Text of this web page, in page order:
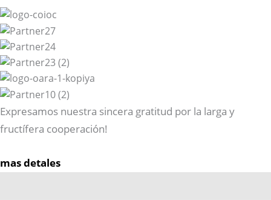
Expresamos nuestra sincera gratitud por la larga y
fructífera cooperación!
mas detales